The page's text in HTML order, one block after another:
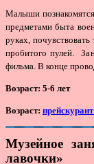
Малыши
предметами быта
руках, почувствовать
пробитого пулей.
фильма. В конце
Возраст: 5-6 лет
Возраст:
Музейное
лавочки»